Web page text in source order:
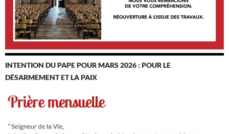
INTENTION DU PAPE POUR MARS 2026 : POUR LE
DÉSARMEMENT ET LA PAIX